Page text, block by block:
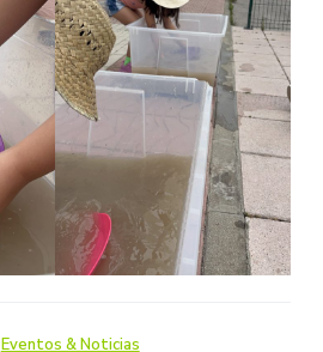
Eventos & Noticias